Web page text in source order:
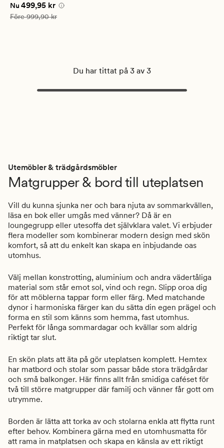
betyg
på
5
Nuvarande pris
Nu 499,95 kr
Ordinarie pris 999,90 kr
Före999,90 kr
Du har tittat på 3 av 3
Utemöbler & trädgårdsmöbler
Matgrupper & bord till uteplatsen
Vill du kunna sjunka ner och bara njuta av sommarkvällen,
läsa en bok eller umgås med vänner? Då är en
loungegrupp eller utesoffa det självklara valet. Vi erbjuder
flera modeller som kombinerar modern design med skön
komfort, så att du enkelt kan skapa en inbjudande oas
utomhus.
Välj mellan konstrotting, aluminium och andra vädertåliga
material som står emot sol, vind och regn. Slipp oroa dig
för att möblerna tappar form eller färg. Med matchande
dynor i harmoniska färger kan du sätta din egen prägel och
forma en stil som känns som hemma, fast utomhus.
Perfekt för långa sommardagar och kvällar som aldrig
riktigt tar slut.
En skön plats att äta på gör uteplatsen komplett. Hemtex
har matbord och stolar som passar både stora trädgårdar
och små balkonger. Här finns allt från smidiga caféset för
två till större matgrupper där familj och vänner får gott om
utrymme.
Borden är lätta att torka av och stolarna enkla att flytta runt
efter behov. Kombinera gärna med en utomhusmatta för
att rama in matplatsen och skapa en känsla av ett riktigt